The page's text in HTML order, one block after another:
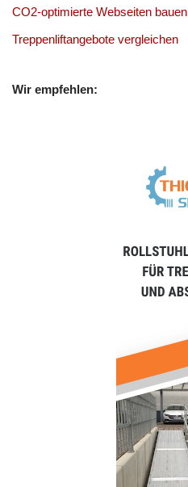
CO2-optimierte Webseiten bauen
Treppenliftangebote vergleichen
Wir empfehlen: